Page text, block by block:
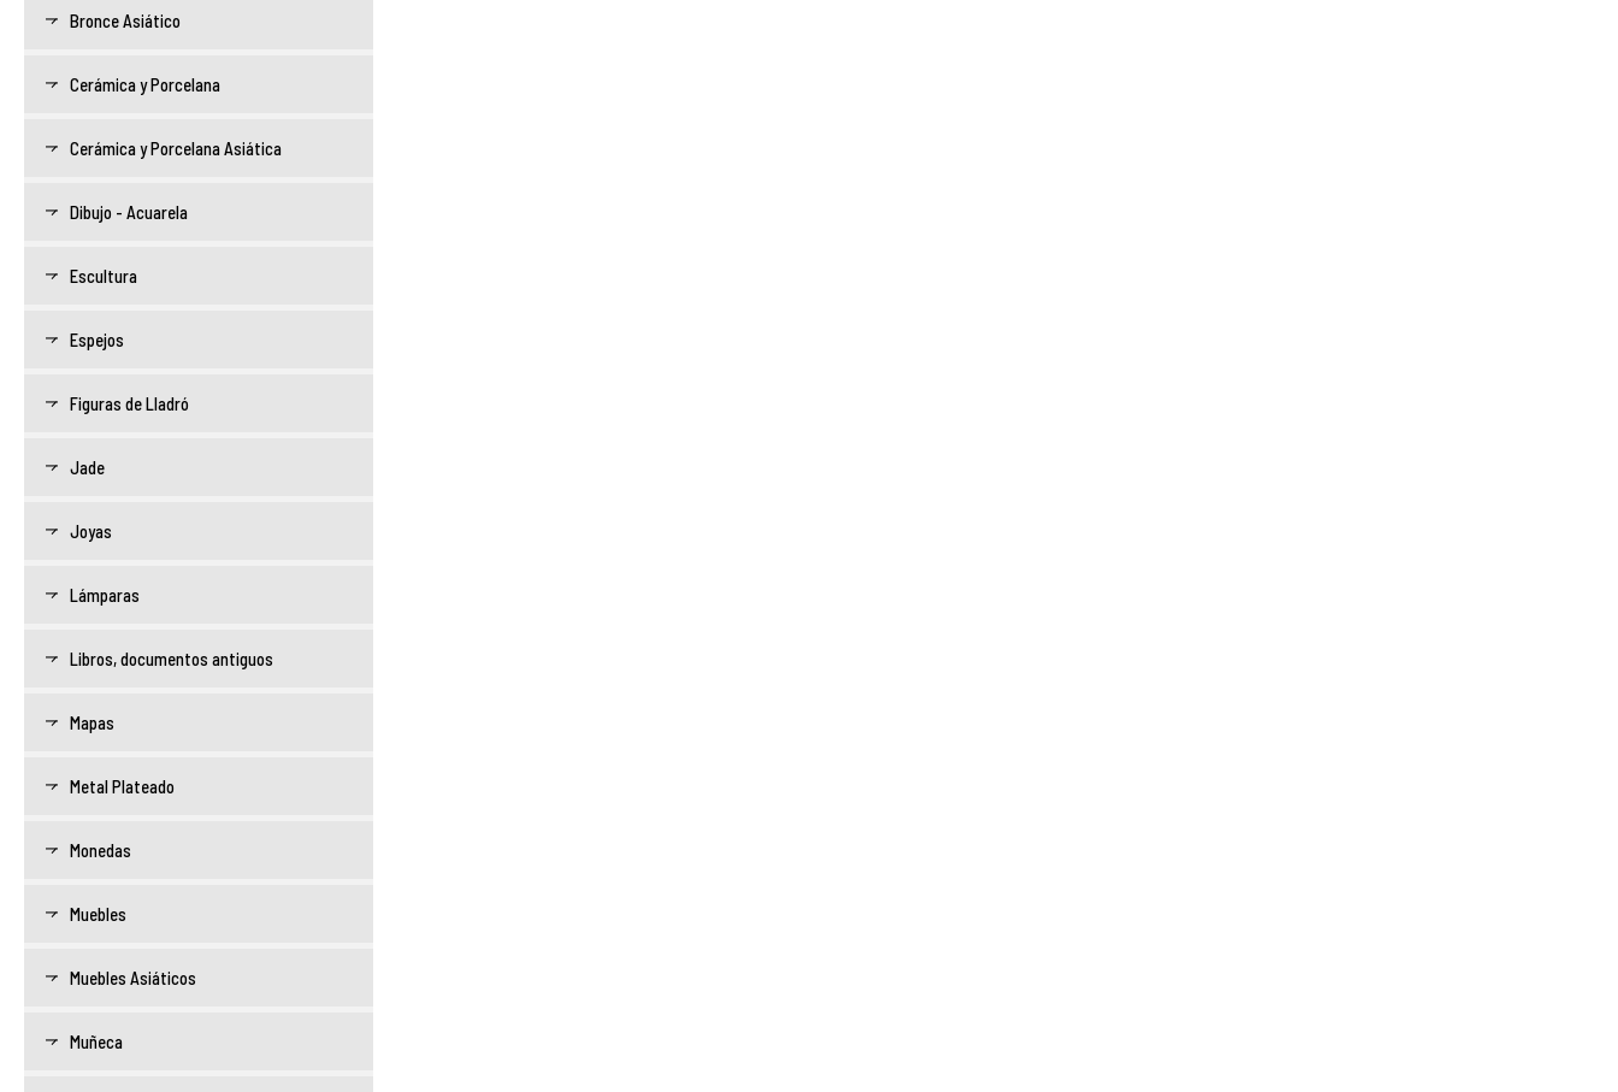
Bronce Asiático
Cerámica y Porcelana
Cerámica y Porcelana Asiática
Dibujo - Acuarela
Escultura
Espejos
Figuras de Lladró
Jade
Joyas
Lámparas
Libros, documentos antiguos
Mapas
Metal Plateado
Monedas
Muebles
Muebles Asiáticos
Muñeca